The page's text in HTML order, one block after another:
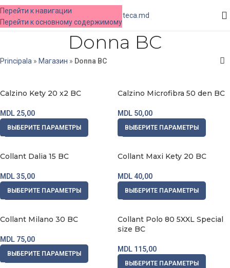
Перейти к навигации
Перейти к основному содержимому
МЕНЮ
Donna BC
Principala » Магазин » Donna BC
Calzino Kety 20 x2 BC
MDL 25,00
ВЫБЕРИТЕ ПАРАМЕТРЫ
Calzino Microfibra 50 den BC
MDL 50,00
ВЫБЕРИТЕ ПАРАМЕТРЫ
Collant Dalia 15 BC
MDL35,00
ВЫБЕРИТЕ ПАРАМЕТРЫ
Collant Maxi Kety 20 BC
MDL 40,00
ВЫБЕРИТЕ ПАРАМЕТРЫ
Collant Milano 30 BC
MDL 75,00
ВЫБЕРИТЕ ПАРАМЕТРЫ
Collant Polo 80 5XXL Special
size BC
MDL 115,00
ВЫБЕРИТЕ ПАРАМЕТРЫ